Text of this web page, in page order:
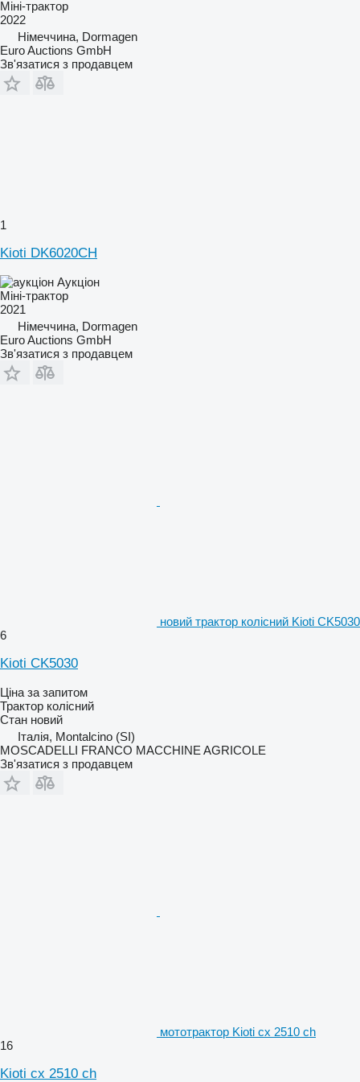
Міні-трактор
2022
Німеччина, Dormagen
Euro Auctions GmbH
Зв'язатися з продавцем
1
Kioti DK6020CH
Аукціон
Міні-трактор
2021
Німеччина, Dormagen
Euro Auctions GmbH
Зв'язатися з продавцем
новий трактор колісний Kioti CK5030
6
Kioti CK5030
Ціна за запитом
Трактор колісний
Стан новий
Італія, Montalcino (SI)
MOSCADELLI FRANCO MACCHINE AGRICOLE
Зв'язатися з продавцем
мототрактор Kioti cx 2510 ch
16
Kioti cx 2510 ch